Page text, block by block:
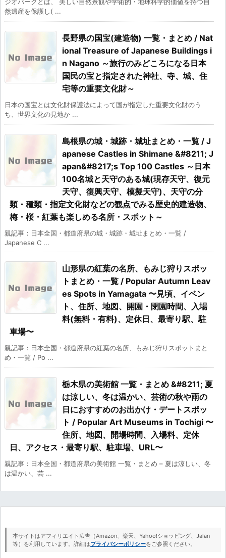
然遺産を保護し( ...
長野県の国宝(建造物) 一覧・まとめ / Nat
ional Treasure of Japanese Buildings i
n Nagano ～旅行のみどころになる日本
国民の宝と指定された神社、寺、城、住
宅等の重要文化財～
日本の国宝とは文化財保護法によって国が指定した重要文化財のう
ち、世界文化の見地か ...
島根県の城・城跡・城址まとめ・一覧 / J
apanese Castles in Shimane &#8211; J
apan&#8217;s Top 100 Castles ～日本
100名城と天守のある城(現存天守、復元
天守、復興天守、模擬天守)、天守の分
類・種類・指定文化財などの観点でみる歴史的建造物、
梅・桜・紅葉も楽しめる名所・スポット～
親記事：日本全国・都道府県の城・城跡・城址まとめ・一覧 /
Japanese C ...
山形県の紅葉の名所、もみじ狩りスポッ
トまとめ・一覧 / Popular Autumn Leav
es Spots in Yamagata 〜見頃、イベン
ト、住所、地図、開園・閉園時間、入場
料(無料・有料)、定休日、最寄り駅、駐
車場〜
親記事：日本全国・都道府県の紅葉の名所、もみじ狩りスポットまと
め・一覧 / Po ...
栃木県の美術館 一覧・まとめ &#8211; 夏
は涼しい、冬は温かい、芸術の秋や雨の
日におすすめのお出かけ・デートスポッ
ト / Popular Art Museums in Tochigi 〜
住所、地図、開場時間、入場料、定休
日、アクセス・最寄り駅、駐車場、URL〜
親記事：日本全国・都道府県の美術館 一覧・まとめ – 夏は涼しい、冬
は温かい、芸 ...
本サイトはアフィリエイト広告（Amazon、楽天、Yahoo!ショッピング、Jalan
等）を利用しています。詳細はプライバシーポリシーをご参照ください。